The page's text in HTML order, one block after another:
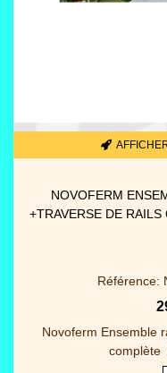
LA TOULOUSAINE
VILLA AVEC CÂBLE
La Toulousaine Serrure
Numero